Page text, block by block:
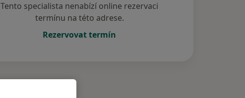
Tento specialista nenabízí online rezervaci
termínu na této adrese.
Rezervovat termín